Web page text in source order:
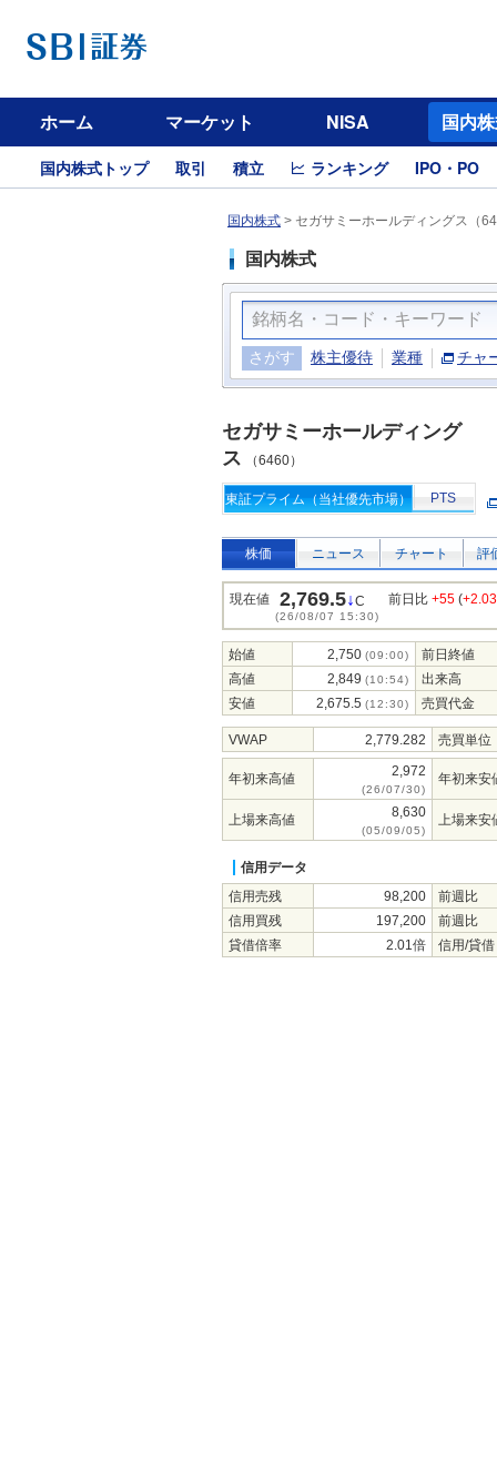
ホーム マーケット NISA 国内
国内株式トップ 取引 積立 ランキング IPO・PO
国内株式 > セガサミーホールディングス（
国内株式
さがす 株主優待 業種 チャ
セガサミーホールディング
ス （6460）
東証プライム（当社優先市場） PTS
株価 ニュース チャート 評
現在値 2,769.5↓C
(26/08/07 15:30)
前日比 +55 (
始値 2,750 (09:00)
前日終値
高値
2,849 (10:54)
出来高
安値
2,675.5 (12:30) 売買代金
VWAP 2,779.282 売買単位
年初来高値 2,972
(26/07/30)
年初来安
上場来高値 8,630
(05/09/05)
上場来安
信用データ
信用売残
98,200
前週比
信用買残
197,200
前週比
貸借倍率
2.01倍 信用/貸借